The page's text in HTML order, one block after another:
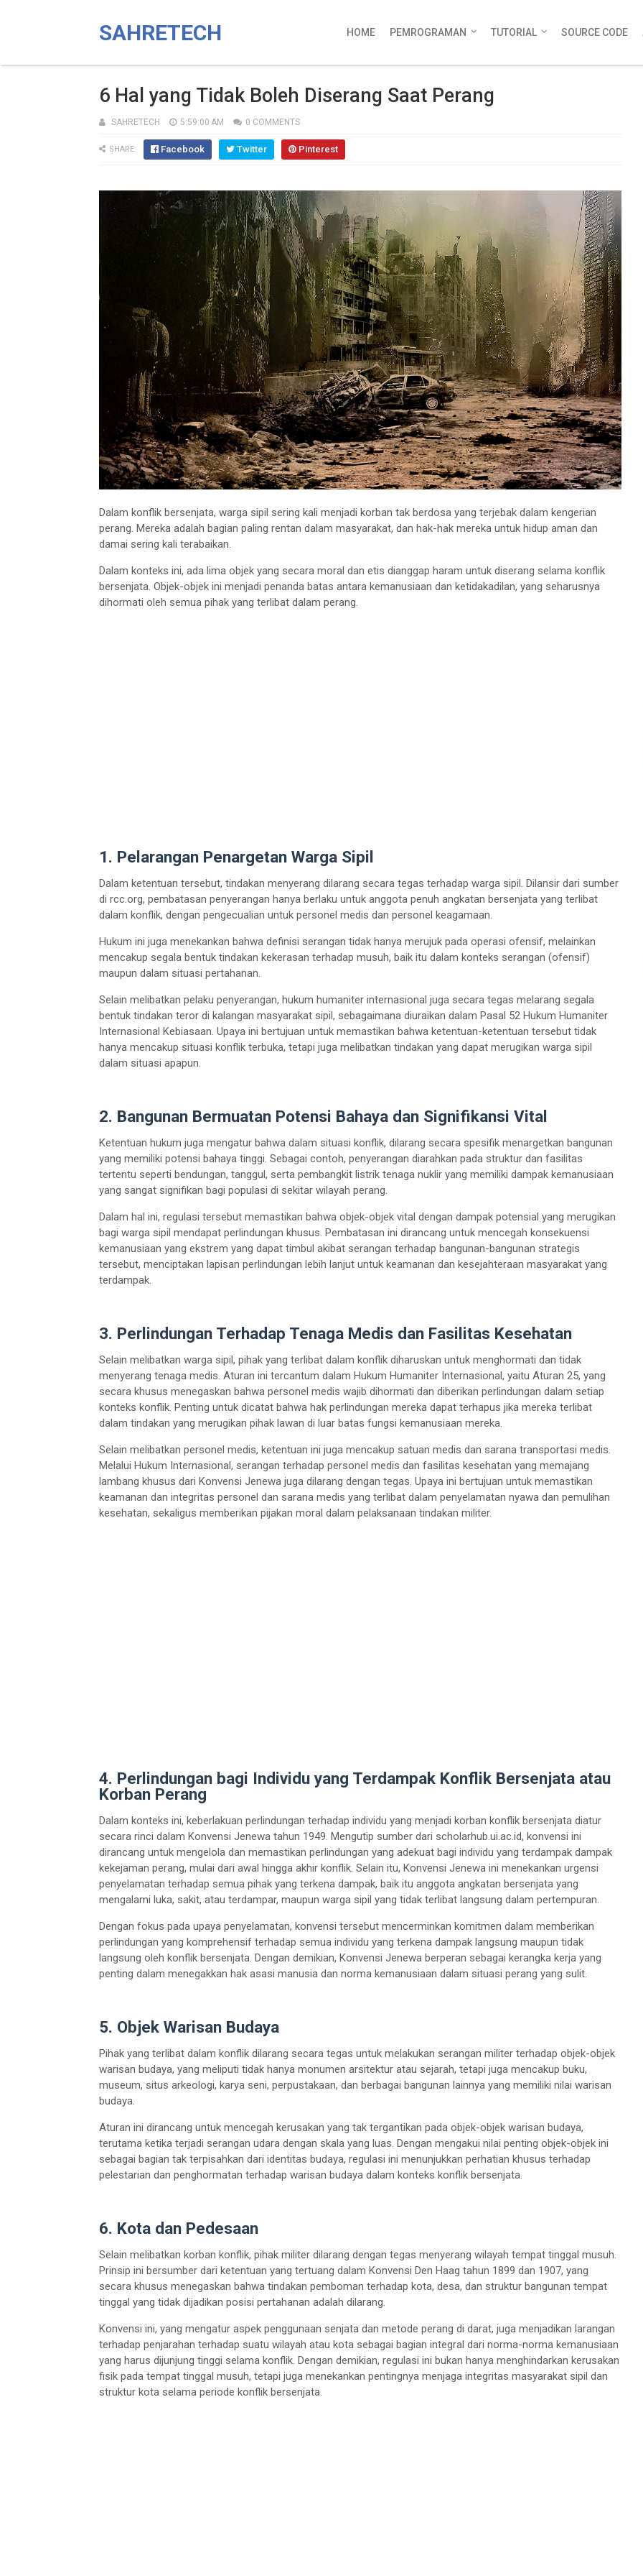
SAHRETECH HOME PEMROGRAMAN TUTORIAL SOURCE CODE
6 Hal yang Tidak Boleh Diserang Saat Perang
SAHRETECH 5:59:00 AM 0 COMMENTS
SHARE: Facebook Twitter Pinterest
Dalam konflik bersenjata, warga sipil sering kali menjadi korban tak berdosa yang terjebak dalam kengerian
perang. Mereka adalah bagian paling rentan dalam masyarakat, dan hak-hak mereka untuk hidup aman dan
damai sering kali terabaikan.
Dalam konteks ini, ada lima objek yang secara moral dan etis dianggap haram untuk diserang selama konflik
bersenjata. Objek-objek ini menjadi penanda batas antara kemanusiaan dan ketidakadilan, yang seharusnya
dihormati oleh semua pihak yang terlibat dalam perang.
1. Pelarangan Penargetan Warga Sipil
Dalam ketentuan tersebut, tindakan menyerang dilarang secara tegas terhadap warga sipil. Dilansir dari sumber
di rcc.org, pembatasan penyerangan hanya berlaku untuk anggota penuh angkatan bersenjata yang terlibat
dalam konflik, dengan pengecualian untuk personel medis dan personel keagamaan.
Hukum ini juga menekankan bahwa definisi serangan tidak hanya merujuk pada operasi ofensif, melainkan
mencakup segala bentuk tindakan kekerasan terhadap musuh, baik itu dalam konteks serangan (ofensif)
maupun dalam situasi pertahanan.
Selain melibatkan pelaku penyerangan, hukum humaniter internasional juga secara tegas melarang segala
bentuk tindakan teror di kalangan masyarakat sipil, sebagaimana diuraikan dalam Pasal 52 Hukum Humaniter
Internasional Kebiasaan. Upaya ini bertujuan untuk memastikan bahwa ketentuan-ketentuan tersebut tidak
hanya mencakup situasi konflik terbuka, tetapi juga melibatkan tindakan yang dapat merugikan warga sipil
dalam situasi apapun.
2. Bangunan Bermuatan Potensi Bahaya dan Signifikansi Vital
Ketentuan hukum juga mengatur bahwa dalam situasi konflik, dilarang secara spesifik menargetkan bangunan
yang memiliki potensi bahaya tinggi. Sebagai contoh, penyerangan diarahkan pada struktur dan fasilitas
tertentu seperti bendungan, tanggul, serta pembangkit listrik tenaga nuklir yang memiliki dampak kemanusiaan
yang sangat signifikan bagi populasi di sekitar wilayah perang.
Dalam hal ini, regulasi tersebut memastikan bahwa objek-objek vital dengan dampak potensial yang merugikan
bagi warga sipil mendapat perlindungan khusus. Pembatasan ini dirancang untuk mencegah konsekuensi
kemanusiaan yang ekstrem yang dapat timbul akibat serangan terhadap bangunan-bangunan strategis
tersebut, menciptakan lapisan perlindungan lebih lanjut untuk keamanan dan kesejahteraan masyarakat yang
terdampak.
3. Perlindungan Terhadap Tenaga Medis dan Fasilitas Kesehatan
Selain melibatkan warga sipil, pihak yang terlibat dalam konflik diharuskan untuk menghormati dan tidak
menyerang tenaga medis. Aturan ini tercantum dalam Hukum Humaniter Internasional, yaitu Aturan 25, yang
secara khusus menegaskan bahwa personel medis wajib dihormati dan diberikan perlindungan dalam setiap
konteks konflik. Penting untuk dicatat bahwa hak perlindungan mereka dapat terhapus jika mereka terlibat
dalam tindakan yang merugikan pihak lawan di luar batas fungsi kemanusiaan mereka.
Selain melibatkan personel medis, ketentuan ini juga mencakup satuan medis dan sarana transportasi medis.
Melalui Hukum Internasional, serangan terhadap personel medis dan fasilitas kesehatan yang memajang
lambang khusus dari Konvensi Jenewa juga dilarang dengan tegas. Upaya ini bertujuan untuk memastikan
keamanan dan integritas personel dan sarana medis yang terlibat dalam penyelamatan nyawa dan pemulihan
kesehatan, sekaligus memberikan pijakan moral dalam pelaksanaan tindakan militer.
4. Perlindungan bagi Individu yang Terdampak Konflik Bersenjata atau
Korban Perang
Dalam konteks ini, keberlakuan perlindungan terhadap individu yang menjadi korban konflik bersenjata diatur
secara rinci dalam Konvensi Jenewa tahun 1949. Mengutip sumber dari scholarhub.ui.ac.id, konvensi ini
dirancang untuk mengelola dan memastikan perlindungan yang adekuat bagi individu yang terdampak dampak
kekejaman perang, mulai dari awal hingga akhir konflik. Selain itu, Konvensi Jenewa ini menekankan urgensi
penyelamatan terhadap semua pihak yang terkena dampak, baik itu anggota angkatan bersenjata yang
mengalami luka, sakit, atau terdampar, maupun warga sipil yang tidak terlibat langsung dalam pertempuran.
Dengan fokus pada upaya penyelamatan, konvensi tersebut mencerminkan komitmen dalam memberikan
perlindungan yang komprehensif terhadap semua individu yang terkena dampak langsung maupun tidak
langsung oleh konflik bersenjata. Dengan demikian, Konvensi Jenewa berperan sebagai kerangka kerja yang
penting dalam menegakkan hak asasi manusia dan norma kemanusiaan dalam situasi perang yang sulit.
5. Objek Warisan Budaya
Pihak yang terlibat dalam konflik dilarang secara tegas untuk melakukan serangan militer terhadap objek-objek
warisan budaya, yang meliputi tidak hanya monumen arsitektur atau sejarah, tetapi juga mencakup buku,
museum, situs arkeologi, karya seni, perpustakaan, dan berbagai bangunan lainnya yang memiliki nilai warisan
budaya.
Aturan ini dirancang untuk mencegah kerusakan yang tak tergantikan pada objek-objek warisan budaya,
terutama ketika terjadi serangan udara dengan skala yang luas. Dengan mengakui nilai penting objek-objek ini
sebagai bagian tak terpisahkan dari identitas budaya, regulasi ini menunjukkan perhatian khusus terhadap
pelestarian dan penghormatan terhadap warisan budaya dalam konteks konflik bersenjata.
6. Kota dan Pedesaan
Selain melibatkan korban konflik, pihak militer dilarang dengan tegas menyerang wilayah tempat tinggal musuh.
Prinsip ini bersumber dari ketentuan yang tertuang dalam Konvensi Den Haag tahun 1899 dan 1907, yang
secara khusus menegaskan bahwa tindakan pemboman terhadap kota, desa, dan struktur bangunan tempat
tinggal yang tidak dijadikan posisi pertahanan adalah dilarang.
Konvensi ini, yang mengatur aspek penggunaan senjata dan metode perang di darat, juga menjadikan larangan
terhadap penjarahan terhadap suatu wilayah atau kota sebagai bagian integral dari norma-norma kemanusiaan
yang harus dijunjung tinggi selama konflik. Dengan demikian, regulasi ini bukan hanya menghindarkan kerusakan
fisik pada tempat tinggal musuh, tetapi juga menekankan pentingnya menjaga integritas masyarakat sipil dan
struktur kota selama periode konflik bersenjata.